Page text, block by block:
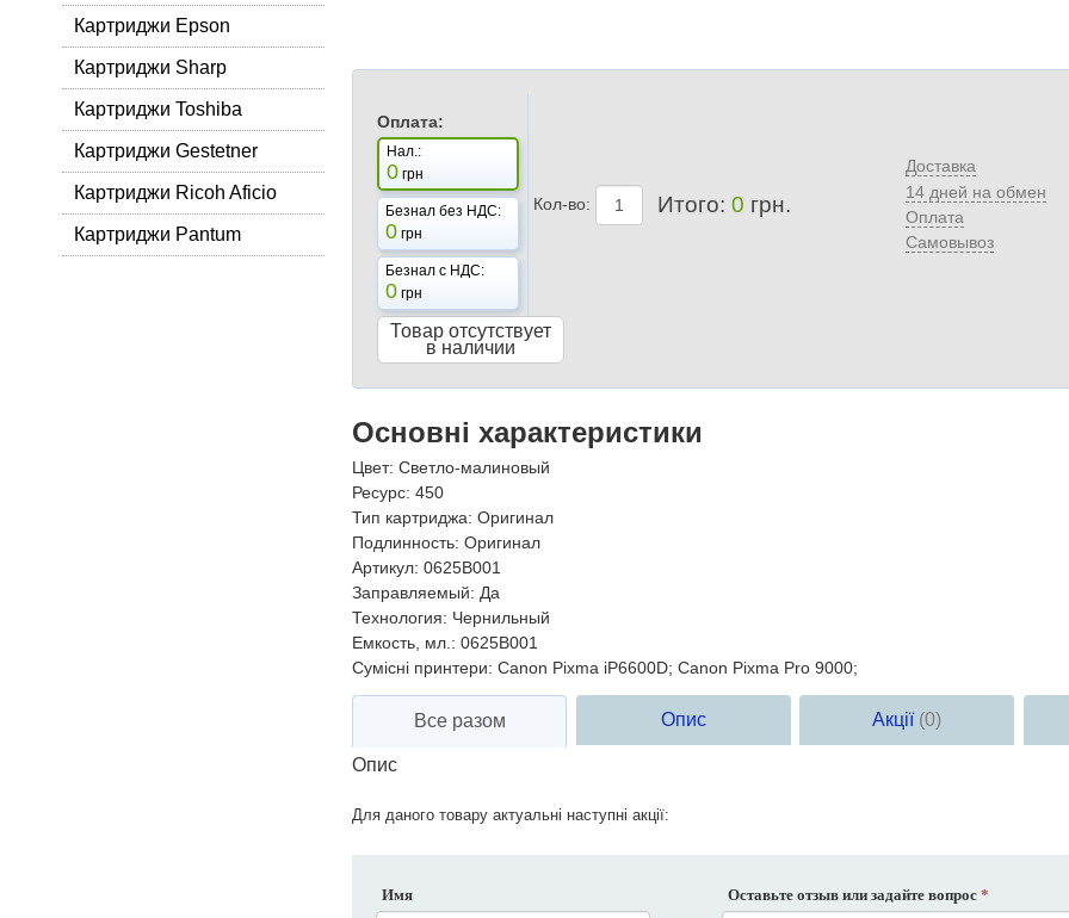
Картриджи Epson
Картриджи Sharp
Картриджи Toshiba
Картриджи Gestetner
Картриджи Ricoh Aficio
Картриджи Pantum
Оплата:
Нал.:
0 грн
Безнал без НДС:
0 грн
Безнал с НДС:
0 грн
Кол-во: Итого: 0 грн.
Доставка
14 дней на обмен
Оплата
Самовывоз
Товар отсутствует
в наличии
Основні характеристики
Цвет: Светло-малиновый
Ресурс: 450
Тип картриджа: Оригинал
Подлинность: Оригинал
Артикул: 0625B001
Заправляемый: Да
Технология: Чернильный
Емкость, мл.: 0625B001
Сумісні принтери: Canon Pixma iP6600D; Canon Pixma Pro 9000;
Все разом Опис Акції (0)
Опис
Для даного товару актуальні наступні акції:
Имя Оставьте отзыв или задайте вопрос *